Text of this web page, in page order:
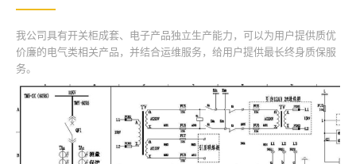
我公司具有开关柜成套、电子产品独立生产能力，可以为用户提供质优
价廉的电气类相关产品，并结合运维服务，给用户提供最长终身质保服
务。